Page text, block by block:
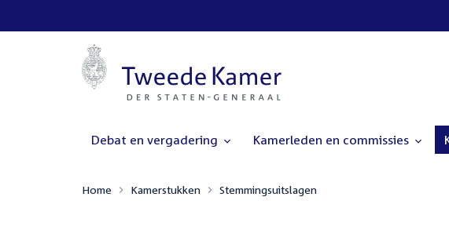
Debat en vergadering Kamerleden en commissies
Home Kamerstukken Stemmingsuitslagen